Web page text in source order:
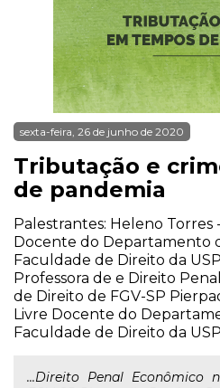
sexta-feira, 26 de junho de 2020
Tributação e
de pandemia
Palestrantes: Heleno Torres
Docente do Departamento
Faculdade de Direito da
Professora de e Direito
de Direito de FGV-SP
Livre Docente do
Faculdade de Direito da USP
...Direito Penal Econômico